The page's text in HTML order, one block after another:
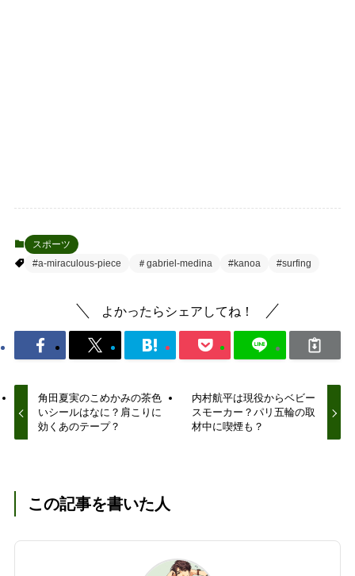
スポーツ
#a-miraculous-piece
＃gabriel-medina #kanoa #surfing
よかったらシェアしてね！
角田夏実のこめかみの茶色
いシールはなに？肩こりに
効くあのテープ？
内村航平は現役からベビー
スモーカー？パリ五輪の取
材中に喫煙も？
この記事を書いた人